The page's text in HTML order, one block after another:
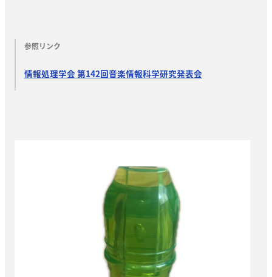
参照リンク
情報処理学会 第142回音楽情報科学研究発表会